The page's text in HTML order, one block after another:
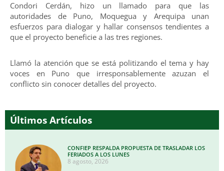
Condori Cerdán, hizo un llamado para que las
autoridades de Puno, Moquegua y Arequipa unan
esfuerzos para dialogar y hallar consensos tendientes a
que el proyecto beneficie a las tres regiones.
Llamó la atención que se está politizando el tema y hay
voces en Puno que irresponsablemente azuzan el
conflicto sin conocer detalles del proyecto.
Últimos Artículos
CONFIEP RESPALDA PROPUESTA DE TRASLADAR LOS
FERIADOS A LOS LUNES
8 agosto, 2026